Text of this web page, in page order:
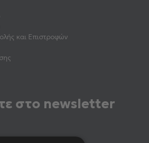
και Επιστροφών
στο newsletter